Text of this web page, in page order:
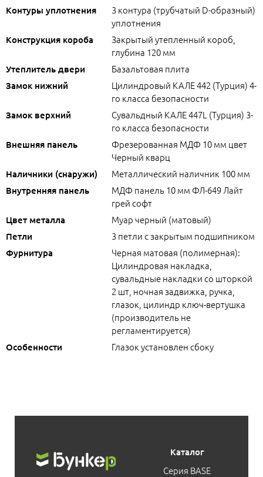
Контуры уплотнения
3 контура (трубчатый D-образный)
уплотнения
Конструкция короба
Закрытый утепленный короб,
глубина 120 мм
Утеплитель двери Базальтовая плита
Замок нижний
Цилиндровый КАЛЕ 442 (Турция) 4-
го класса безопасности
Замок верхний
Сувальдный КАЛЕ 447L (Турция) 3-
го класса безопасности
Внешняя панель
Фрезерованная МДФ 10 мм цвет
Черный кварц
Наличники (снаружи) Металлический наличник 100 мм
Внутренняя панель
МДФ панель 10 мм ФЛ-649 Лайт
грей софт
Цвет металла Муар черный (матовый)
Петли 3 петли с закрытым подшипником
Фурнитура
Черная матовая (полимерная):
Цилиндровая накладка,
сувальдные накладки со шторкой
2 шт, ночная задвижка, ручка,
глазок, цилиндр ключ-вертушка
(производитель не
регламентируется)
Особенности Глазок установлен сбоку
Каталог
Серия BASE